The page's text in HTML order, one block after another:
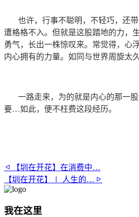
也许，行事不聪明，不轻巧，还带
遭格格不入。但就是这股踏地的力，
勇气，长出一株惊叹来。常觉得，心
内心拥有的力量。如同与世界周旋太
一路走来，为的就是内心的那一股
要…如此，便不枉费这段经历。
【圳在开花】在消费中…
【圳在开花】∣ 人生的…
我在这里